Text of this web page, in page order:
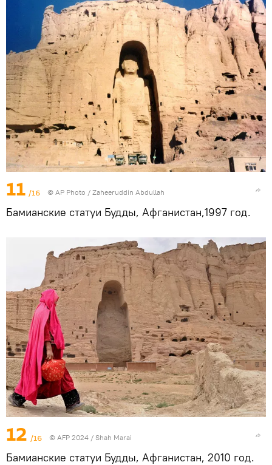
11 /16 © AP Photo / Zaheeruddin Abdullah
Бамианские статуи Будды, Афганистан,1997 год.
12 /16 © AFP 2024 / Shah Marai
Бамианские статуи Будды, Афганистан, 2010 год.